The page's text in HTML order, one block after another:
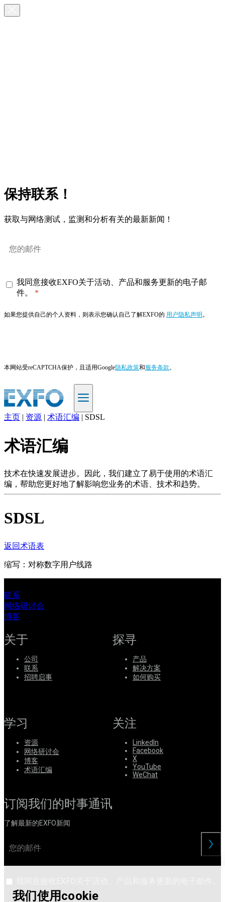
我们使用cookie
保持联系！
获取与网络测试，监测和分析有关的最新新闻！
我同意接收EXFO关于活动、产品和服务更新的电子邮
件。
如果您提供自己的个人资料，则表示您确认自己了解EXFO的 用户隐私声明 。
本网站受reCAPTCHA保护，且适用Google隐私政策和服务条款。
产
解
决
案
持
务
何
购
买
资
公
合
伙
应
主页 | 资源 | 术语汇编 | SDSL
术语汇编
技术在快速发展进步。因此，我们建立了易于使用的术语汇
编，帮助您更好地了解影响您业务的术语、技术和趋势。
SDSL
返回术语表
缩写：对称数字用户线路
联系
网络研讨会
博客
关于
公司
联系
招聘启事
探寻
产品
解决方案
如何购买
学习
资源
网络研讨会
博客
术语汇编
关注
LinkedIn
Facebook
X
YouTube
WeChat
订阅我们的时事通讯
了解最新的EXFO新闻